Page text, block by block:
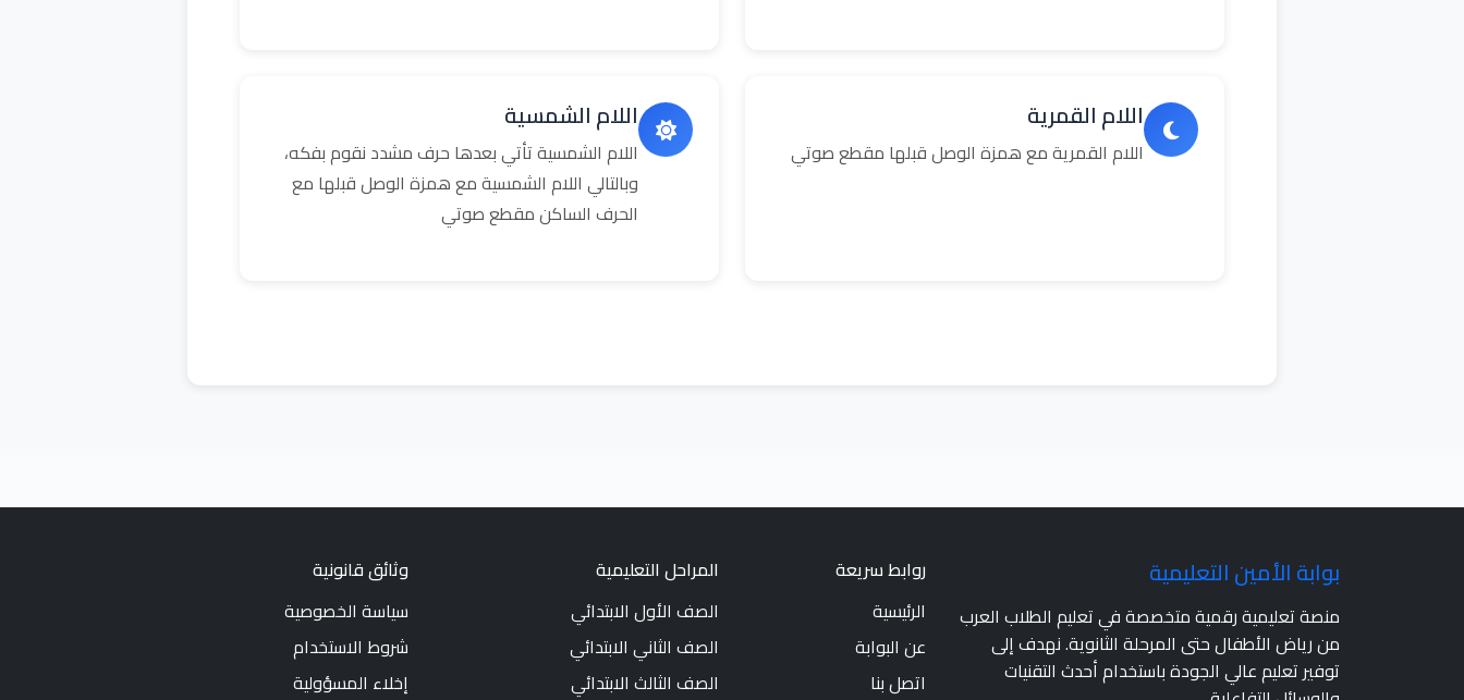
اللام القمرية
اللام القمرية مع همزة الوصل قبلها مقطع صوتي
اللام الشمسية
اللام الشمسية تأتي بعدها حرف مشدد نقوم بفكه،
وبالتالي اللام الشمسية مع همزة الوصل قبلها مع
الحرف الساكن مقطع صوتي
بوابة الأمين التعليمية
منصة تعليمية رقمية متخصصة في تعليم الطلاب العرب
من رياض الأطفال حتى المرحلة الثانوية. نهدف إلى
توفير تعليم عالي الجودة باستخدام أحدث التقنيات
روابط سريعة
الرئيسية
عن البوابة
اتصل بنا
المراحل التعليمية
الصف الأول الابتدائي
الصف الثاني الابتدائي
الصف الثالث الابتدائي
وثائق قانونية
سياسة الخصوصية
شروط الاستخدام
إخلاء المسؤولية